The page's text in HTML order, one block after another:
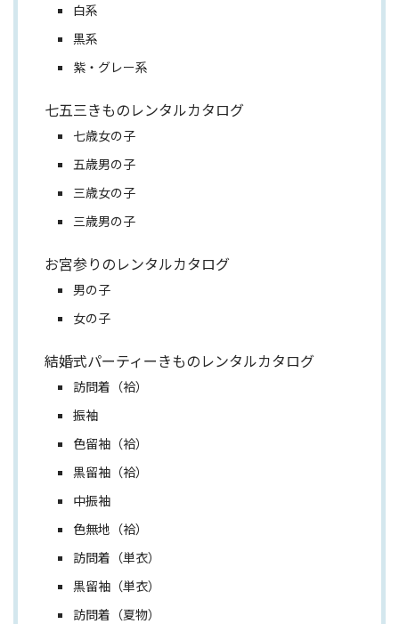
白系
黒系
紫・グレー系
七五三きものレンタルカタログ
七歳女の子
五歳男の子
三歳女の子
三歳男の子
お宮参りのレンタルカタログ
男の子
女の子
結婚式パーティーきものレンタルカタログ
訪問着（袷）
振袖
色留袖（袷）
黒留袖（袷）
中振袖
色無地（袷）
訪問着（単衣）
黒留袖（単衣）
訪問着（夏物）